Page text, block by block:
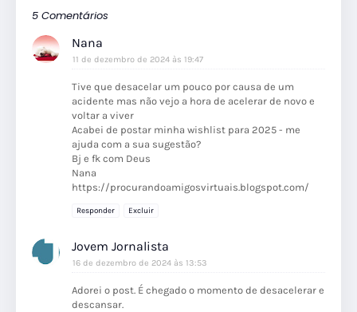
5 Comentários
Nana
11 de dezembro de 2024 às 19:47
Tive que desacelar um pouco por causa de um
acidente mas não vejo a hora de acelerar de novo e
voltar a viver
Acabei de postar minha wishlist para 2025 - me
ajuda com a sua sugestão?
Bj e fk com Deus
Nana
https://procurandoamigosvirtuais.blogspot.com/
Responder Excluir
Jovem Jornalista
16 de dezembro de 2024 às 13:53
Adorei o post. É chegado o momento de desacelerar e
descansar.